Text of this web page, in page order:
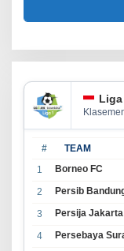
Liga
# TEAM
1 Borneo FC
2
Persib
3
Persija Jakarta
4
Persebaya